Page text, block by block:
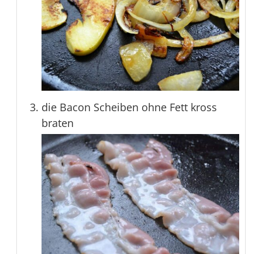
die Bacon Scheiben ohne Fett kross
braten